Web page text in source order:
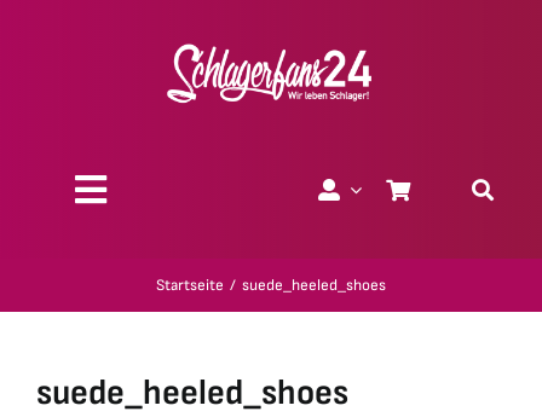
Toggle
Startseite suede_heeled_shoes
suede_heeled_shoes